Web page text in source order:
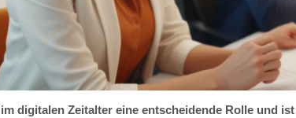
digitalen Zeitalter eine entscheidende Rolle und